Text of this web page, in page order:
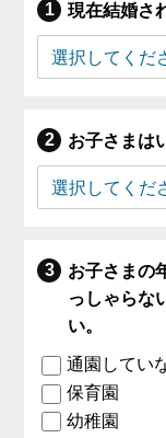
現在結婚さ
お子さまは
お子さまの
っしゃらな
い。
通園してい
保育園
幼稚園